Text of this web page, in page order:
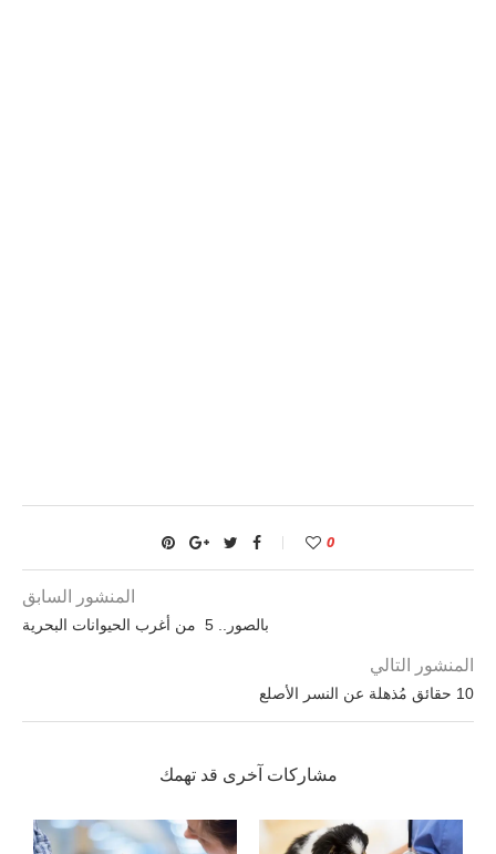
0
المنشور السابق
بالصور.. 5 من أغرب الحيوانات البحرية
المنشور التالي
10 حقائق مُذهلة عن النسر الأصلع
مشاركات آخرى قد تهمك